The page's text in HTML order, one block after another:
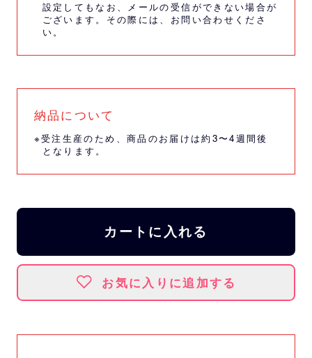
設定してもなお、メールの受信ができない場合が
ございます。その際には、 お問い合わせくださ
い。
納品について
※受注生産のため、商品のお届けは約3〜4週間後
となります。
カートに入れる
お気に入りに追加する